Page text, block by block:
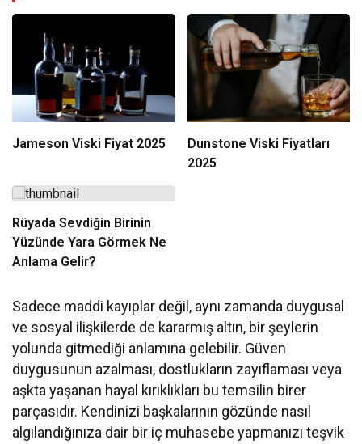
Jameson Viski Fiyat 2025
Dunstone Viski Fiyatları
2025
Rüyada Sevdiğin Birinin
Yüzünde Yara Görmek Ne
Anlama Gelir?
Sadece maddi kayıplar değil, aynı zamanda duygusal
ve sosyal ilişkilerde de kararmış altın, bir şeylerin
yolunda gitmediği anlamına gelebilir. Güven
duygusunun azalması, dostlukların zayıflaması veya
aşkta yaşanan hayal kırıklıkları bu temsilin birer
parçasıdır. Kendinizi başkalarının gözünde nasıl
algılandığınıza dair bir iç muhasebe yapmanızı teşvik